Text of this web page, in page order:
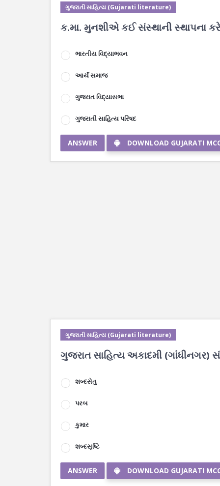
ગુજરાતી સાહિત્ય (Gujarati literature)
ક.મા. મુનશીએ કઈ સંસ્થાની સ્થાપના
ભારતીય વિદ્યાભવન
આર્ય સમાજ
ગુજરાત વિદ્યાસભા
ગુજરાતી સાહિત્ય પરિષદ
ANSWER DOWNLOAD GUJARATI
ગુજરાતી સાહિત્ય (Gujarati literature)
ગુજરાત સાહિત્ય અકાદમી (ગાંધીનગર)
શબ્દસેતુ
પરબ
કુમાર
શબ્દસૃષ્ટિ
ANSWER DOWNLOAD GUJARATI